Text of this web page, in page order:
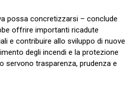
possa concretizzarsi – conclude
offrire importanti ricadute
e contribuire allo sviluppo di nuove
degli incendi e la protezione
servono trasparenza, prudenza e